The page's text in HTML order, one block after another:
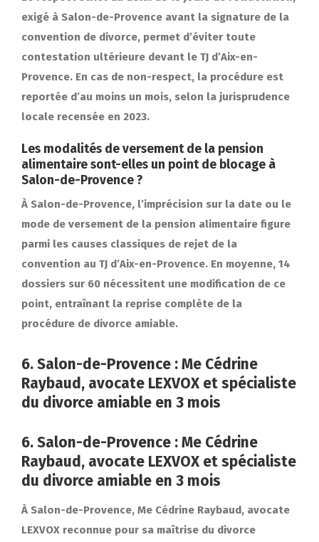
exigé à Salon-de-Provence avant la signature de la
convention de divorce, permet d’éviter toute
contestation ultérieure devant le TJ d’Aix-en-
Provence. En cas de non-respect, la procédure est
reportée d’au moins un mois, selon la jurisprudence
locale recensée en 2023.
Les modalités de versement de la pension
alimentaire sont-elles un point de blocage à
Salon-de-Provence ?
À Salon-de-Provence, l’imprécision sur la date ou le
mode de versement de la pension alimentaire figure
parmi les causes classiques de rejet de la
convention au TJ d’Aix-en-Provence. En moyenne, 14
dossiers sur 60 nécessitent une modification de ce
point, entraînant la reprise complète de la
procédure de divorce amiable.
6. Salon-de-Provence : Me Cédrine
Raybaud, avocate LEXVOX et spécialiste
du divorce amiable en 3 mois
6. Salon-de-Provence : Me Cédrine
Raybaud, avocate LEXVOX et spécialiste
du divorce amiable en 3 mois
À Salon-de-Provence, Me Cédrine Raybaud, avocate
LEXVOX reconnue pour sa maîtrise du divorce